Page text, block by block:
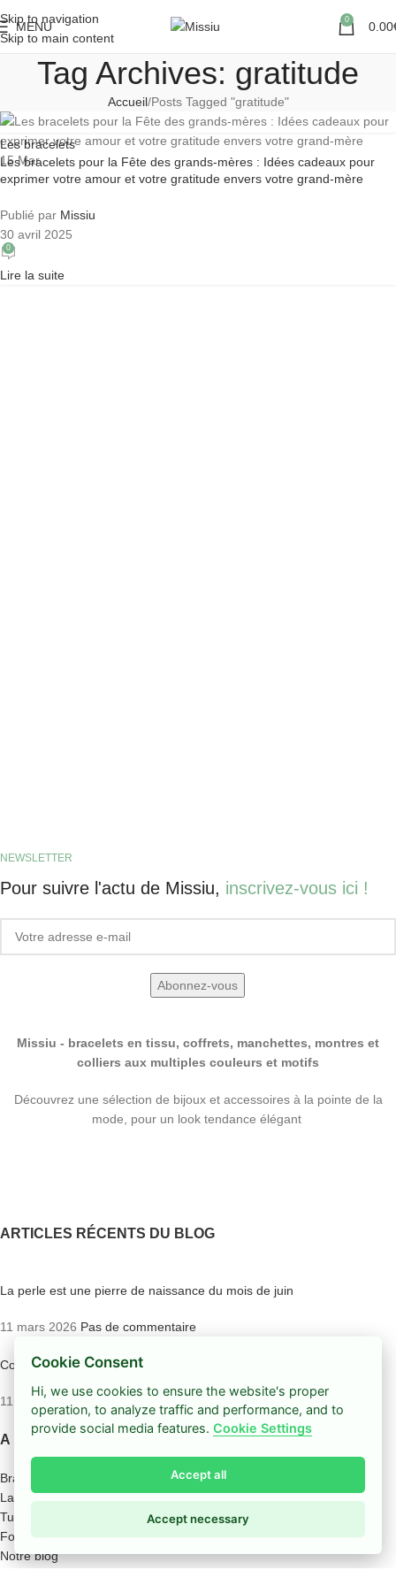
Skip to navigation
Skip to main content
MENU 0 0.00
Tag Archives: gratitude
Accueil Posts Tagged "gratitude"
15Mar
Les bracelets
Les bracelets pour la Fête des grands-mères : Idées cadeaux pour
exprimer votre amour et votre gratitude envers votre grand-mère
Publié par Missiu
30 avril 2025
0
Lire la suite
NEWSLETTER
Pour suivre l'actu de Missiu, inscrivez-vous ici !
Missiu - bracelets en tissu, coffrets, manchettes, montres et
colliers aux multiples couleurs et motifs
Découvrez une sélection de bijoux et accessoires à la pointe de la
mode, pour un look tendance élégant
ARTICLES RÉCENTS DU BLOG
La perle est une pierre de naissance du mois de juin
11 mars 2026 Pas de commentaire
Comment faire un bracelet extensible
11 mars 2026 Pas de commentaire
A PROPOS DE MISSIU
Bracelets Missiu
La presse parle de Missiu
Tutoriel pour Bracelet Missiu
Foire aux questions
Notre blog
Cookie Consent
Hi, we use cookies to ensure the website's proper
operation, to analyze traffic and performance, and to
provide social media features.Cookie Settings
Accept all
Accept necessary